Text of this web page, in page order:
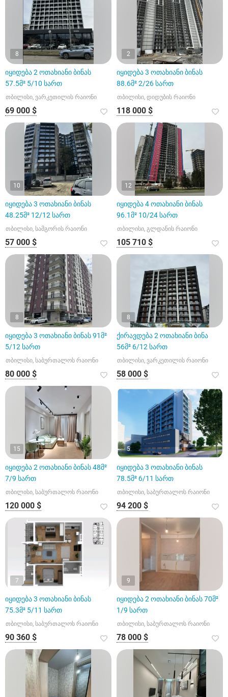
8
იყიდება 2 ოთახიანი ბინას
57.5მ² 5/10 სართ
თბილისი, ვარკეთილის რაიონი
69 000 $
2
იყიდება 3 ოთახიანი ბინას
88.6მ² 2/26 სართ
თბილისი, დიდუბის რაიონი
118 000 $
10
იყიდება 3 ოთახიანი ბინას
48.25მ² 12/12 სართ
თბილისი, სამგორის რაიონი
57 000 $
12
იყიდება 4 ოთახიანი ბინას
96.1მ² 10/24 სართ
თბილისი, გლდანის რაიონი
105 710 $
8
იყიდება 3 ოთახიანი ბინას 91მ²
5/12 სართ
თბილისი, საბურთალოს რაიონი
80 000 $
8
ქირავდება 2 ოთახიანი ბინა
56მ² 6/12 სართ
თბილისი, ვარკეთილის რაიონი
58 000 $
15
იყიდება 2 ოთახიანი ბინას 48მ²
7/9 სართ
თბილისი, საბურთალოს რაიონი
120 000 $
5
იყიდება 3 ოთახიანი ბინას
78.5მ² 6/11 სართ
თბილისი, საბურთალოს რაიონი
94 200 $
7
იყიდება 3 ოთახიანი ბინას
75.3მ² 5/11 სართ
თბილისი, საბურთალოს რაიონი
90 360 $
9
იყიდება 2 ოთახიანი ბინას 70მ²
1/9 სართ
თბილისი, საბურთალოს რაიონი
78 000 $